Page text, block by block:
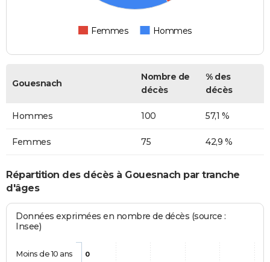
Femmes Hommes
Gouesnach
Nombre de
décès
% des
décès
Hommes 100 57,1 %
Femmes 75 42,9 %
Répartition des décès à Gouesnach par tranche
d'âges
Données exprimées en nombre de décès (source :
Insee)
0
Moins de 10 ans